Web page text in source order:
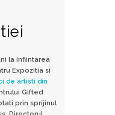
la infiintarea
Expozitia si
de artisti din
Gifted
prin sprijinul